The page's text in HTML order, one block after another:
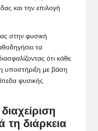
και την επιλογή
στην φυσική
τα
ότι κάθε
υποστήριξη με βάση
φυσικής
τη διάρκεια